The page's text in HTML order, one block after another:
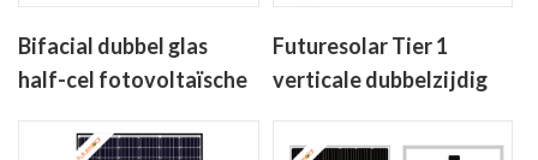
Bifacial dubbel glas
half-cel fotovoltaïsche
Futuresolar Tier 1
verticale dubbelzijdig
350W-380W